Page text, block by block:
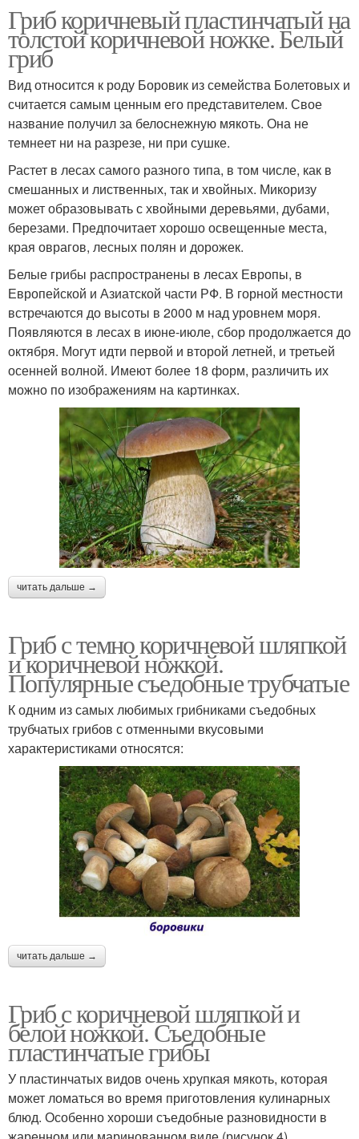
Гриб коричневый пластинчатый на
толстой коричневой ножке. Белый
гриб
Вид относится к роду Боровик из семейства Болетовых и
считается самым ценным его представителем. Свое
название получил за белоснежную мякоть. Она не
темнеет ни на разрезе, ни при сушке.
Растет в лесах самого разного типа, в том числе, как в
смешанных и лиственных, так и хвойных. Микоризу
может образовывать с хвойными деревьями, дубами,
березами. Предпочитает хорошо освещенные места,
края оврагов, лесных полян и дорожек.
Белые грибы распространены в лесах Европы, в
Европейской и Азиатской части РФ. В горной местности
встречаются до высоты в 2000 м над уровнем моря.
Появляются в лесах в июне-июле, сбор продолжается до
октября. Могут идти первой и второй летней, и третьей
осенней волной. Имеют более 18 форм, различить их
можно по изображениям на картинках.
читать дальше →
Гриб с темно коричневой шляпкой
и коричневой ножкой.
Популярные съедобные трубчатые
К одним из самых любимых грибниками съедобных
трубчатых грибов с отменными вкусовыми
характеристиками относятся:
читать дальше →
Гриб с коричневой шляпкой и
белой ножкой. Съедобные
пластинчатые грибы
У пластинчатых видов очень хрупкая мякоть, которая
может ломаться во время приготовления кулинарных
блюд. Особенно хороши съедобные разновидности в